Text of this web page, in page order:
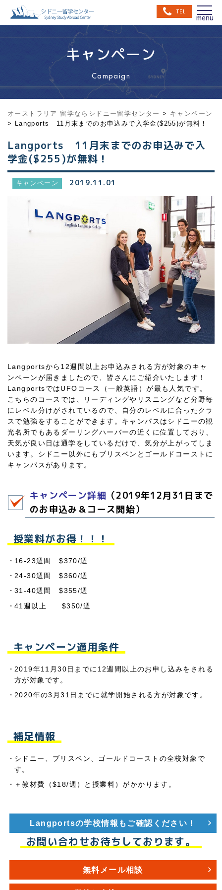
TEL
キャンペーン
Campaign
オーストラリア 留学ならシドニー留学センター > キャンペーン
>
Langports 11月末までのお申込みで入学金($255)が無料！
Langports 11月末までのお申込みで入
学金($255)が無料！
キャンペーン 2019.11.01
Langportsから12週間以上お申込みされる方が対象のキャ
ンペーンが届きましたので、皆さんにご紹介いたします！
LangportsではUFOコース（一般英語）が最も人気です。
こちらのコースでは、リーディングやリスニングなど分野毎
にレベル分けがされているので、自分のレベルに合ったクラ
スで勉強をすることができます。キャンパスはシドニーの観
光名所でもあるダーリングハーバーの近くに位置しており、
天気が良い日は通学をしているだけで、気分が上がってしま
います。シドニー以外にもブリスベンとゴールドコーストに
キャンパスがあります。
キャンペーン詳細 （2019年12月31日まで
のお申込み＆コース開始）
授業料がお得！！！
16-23週間 $370/週
24-30週間 $360/週
31-40週間 $355/週
41週以上 $350/週
キャンペーン適用条件
2019年11月30日までに12週間以上のお申し込みをされる
方が対象です。
2020年の3月31日までに就学開始される方が対象です。
補足情報
シドニー、ブリスベン、ゴールドコーストの全校対象で
す。
＋教材費（$18/週）と授業料）がかかります。
Langportsの学校情報もご確認ください！
お問い合わせお待ちしております。
無料メール相談